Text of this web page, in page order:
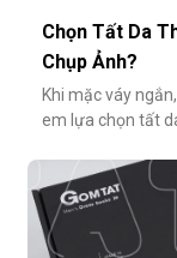
Chọn Tất Da
Chụp Ảnh?
Khi mặc váy
em lựa chọn tất
Tuy nhiên,
cười: đôi chân
lớp tất khiến